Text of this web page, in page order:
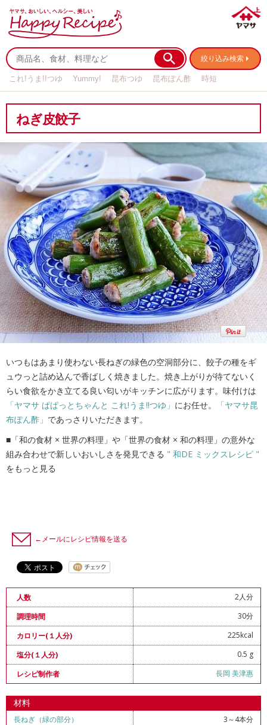
絞り込み検索
これ!うま!!つゆ Yummy! 昆布つゆ 昆布ぽん酢
時短
ねぎ皮餃子
いつもはあまり使わない長ねぎの緑色の空洞部分に、餃子の種をギ
ュウっと詰め込んで香ばしく焼きました。焼き上がりが待てないく
らい食欲をかき立てる良い匂いがキッチンに広がります。味付けは
「ヤマサ ぱぱっとちゃんと これ!うま!!つゆ」 にお任せ。
「ヤマサ昆
布ぽん酢」 であっさりいただきます。
■「和の食材 × 世界の料理」や「世界の食材 × 和の料理」の意外な
組み合わせで新しいおいしさを発見できる " 和DE ミックスレシピ "
をもっと見る
←メールにレシピ情報を送る
人数
2人分
調理時間
30分
カロリー(１人分)
225kcal
塩分(１人分)
0.5 g
レシピ制作者
長岡 美津惠
材料
長ねぎ（緑の部分）
3～4本分